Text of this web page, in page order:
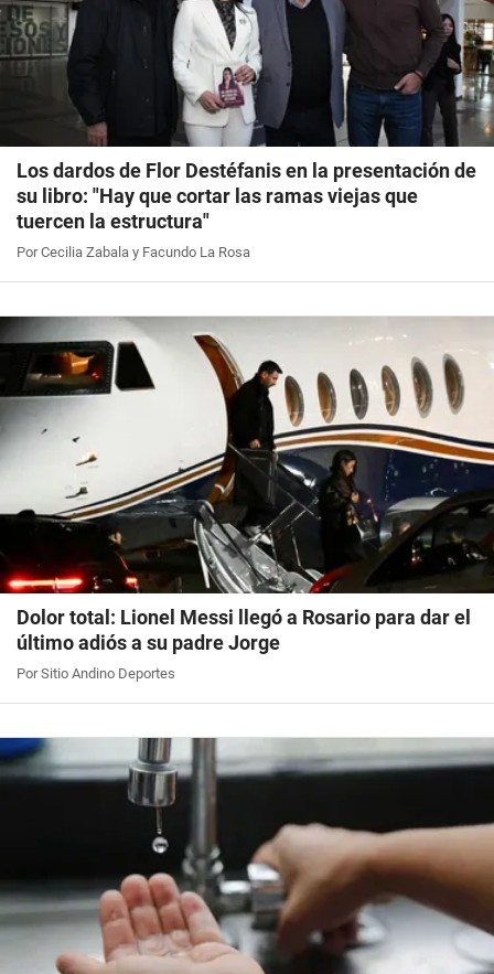
Los dardos de Flor Destéfanis en la presentación de
su libro: "Hay que cortar las ramas viejas que
tuercen la estructura"
Por Cecilia Zabala y Facundo La Rosa
Dolor total: Lionel Messi llegó a Rosario para dar el
último adiós a su padre Jorge
Por Sitio Andino Deportes